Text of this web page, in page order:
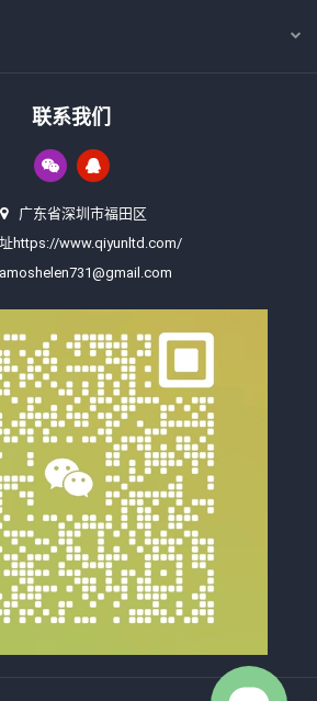
联系我们
广东省深圳市福田区
https://www.qiyunltd.com/